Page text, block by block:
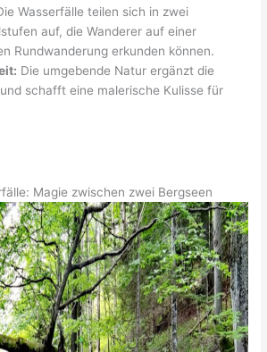
Wasserfälle teilen sich in zwei
auf, die Wanderer auf einer
Rundwanderung erkunden können.
Die umgebende Natur ergänzt die
schafft eine malerische Kulisse für
Magie zwischen zwei Bergseen